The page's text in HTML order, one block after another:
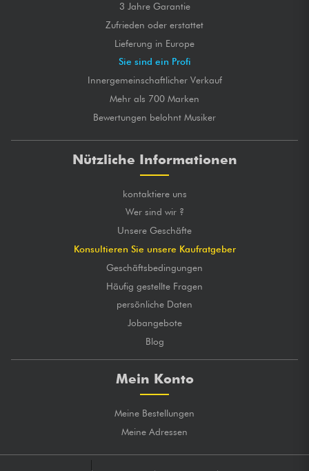
3 Jahre Garantie
Zufrieden oder erstattet
Lieferung in Europe
Sie sind ein Profi
Innergemeinschaftlicher Verkauf
Mehr als 700 Marken
Bewertungen belohnt Musiker
Nützliche Informationen
kontaktiere uns
Wer sind wir ?
Unsere Geschäfte
Konsultieren Sie unsere Kaufratgeber
Geschäftsbedingungen
Häufig gestellte Fragen
persönliche Daten
Jobangebote
Blog
Mein Konto
Meine Bestellungen
Meine Adressen